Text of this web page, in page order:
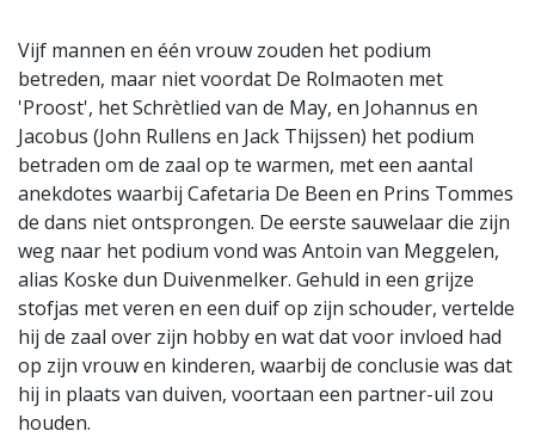
Vijf mannen en één vrouw zouden het podium
betreden, maar niet voordat De Rolmaoten met
'Proost', het Schrètlied van de May, en Johannus en
Jacobus (John Rullens en Jack Thijssen) het podium
betraden om de zaal op te warmen, met een aantal
anekdotes waarbij Cafetaria De Been en Prins Tommes
de dans niet ontsprongen. De eerste sauwelaar die zijn
weg naar het podium vond was Antoin van Meggelen,
alias Koske dun Duivenmelker. Gehuld in een grijze
stofjas met veren en een duif op zijn schouder, vertelde
hij de zaal over zijn hobby en wat dat voor invloed had
op zijn vrouw en kinderen, waarbij de conclusie was dat
hij in plaats van duiven, voortaan een partner-uil zou
houden.